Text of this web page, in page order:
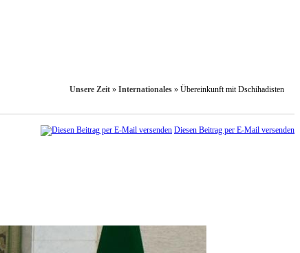
Unsere Zeit » Internationales » Übereinkunft mit Dschihadisten
Diesen Beitrag per E-Mail versenden